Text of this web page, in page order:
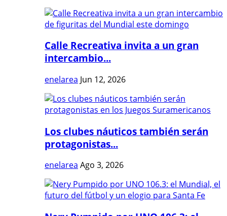
Calle Recreativa invita a un gran
intercambio...
enelarea Jun 12, 2026
Los clubes náuticos también serán
protagonistas...
enelarea Ago 3, 2026